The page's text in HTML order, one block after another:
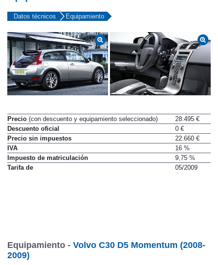
Datos técnicos Equipamiento
Precio (con descuento y equipamiento seleccionado)
28.495 €
Descuento oficial
0 €
Precio sin impuestos
22.660 €
IVA
16 %
Impuesto de matriculación
9,75 %
Tarifa de
05/2009
Equipamiento - Volvo C30 D5 Momentum (2008-
2009)